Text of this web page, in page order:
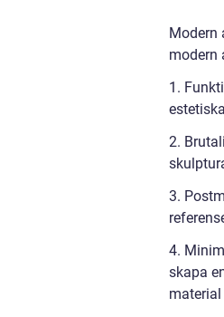
Modern
modern
1.
2.
3.
4.
skapa